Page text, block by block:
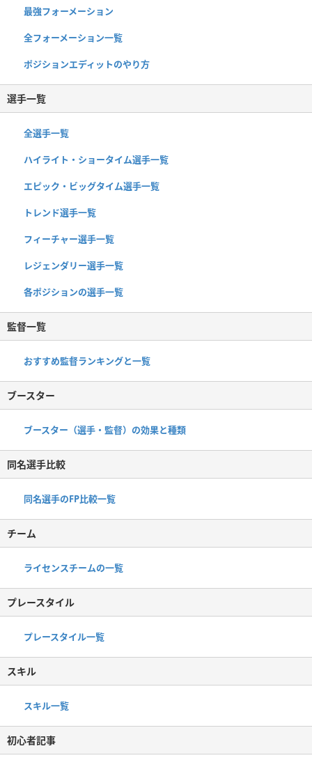
最強フォーメーション
全フォーメーション一覧
ポジションエディットのやり方
選手一覧
全選手一覧
ハイライト・ショータイム選手一覧
エピック・ビッグタイム選手一覧
トレンド選手一覧
フィーチャー選手一覧
レジェンダリー選手一覧
各ポジションの選手一覧
監督一覧
おすすめ監督ランキングと一覧
ブースター
ブースター（選手・監督）の効果と種類
同名選手比較
同名選手のFP比較一覧
チーム
ライセンスチームの一覧
プレースタイル
プレースタイル一覧
スキル
スキル一覧
初心者記事